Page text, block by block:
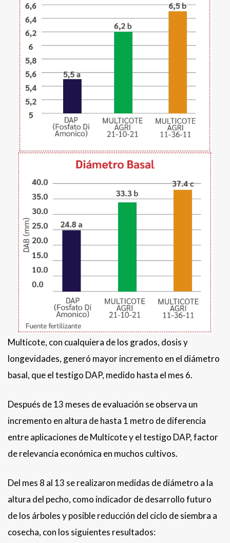
Multicote, con cualquiera de los grados, dosis y
longevidades, generó mayor incremento en el diámetro
basal, que el testigo DAP, medido hasta el mes 6.
Después de 13 meses de evaluación se observa un
incremento en altura de hasta 1 metro de diferencia
entre aplicaciones de Multicote y el testigo DAP, factor
de relevancia económica en muchos cultivos.
Del mes 8 al 13 se realizaron medidas de diámetro a la
altura del pecho, como indicador de desarrollo futuro
de los árboles y posible reducción del ciclo de siembra a
cosecha, con los siguientes resultados: